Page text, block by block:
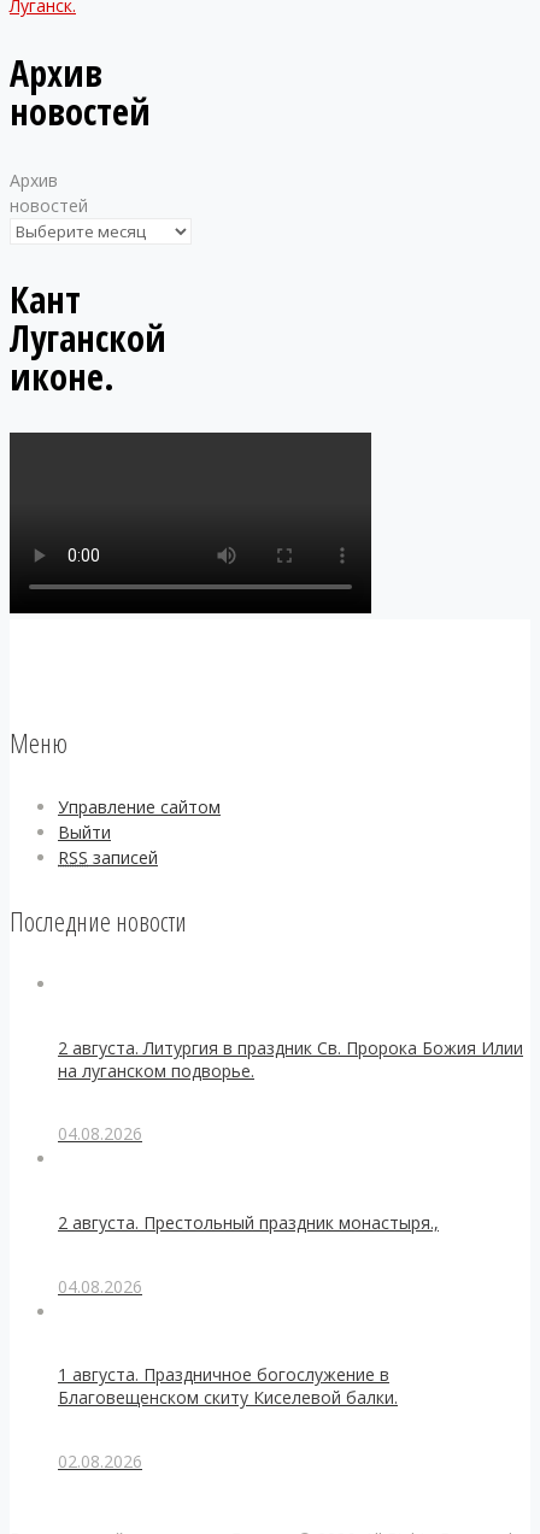
Архив
новостей
Архив
новостей
Кант
Луганской
иконе.
Меню
Управление сайтом
Выйти
RSS записей
Последние новости
2 августа. Литургия в праздник Св. Пророка Божия Илии
на луганском подворье.
04.08.2026
2 августа. Престольный праздник монастыря.,
04.08.2026
1 августа. Праздничное богослужение в
Благовещенском скиту Киселевой балки.
02.08.2026